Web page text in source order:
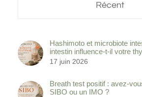
Récent
Hashimoto et microbiote
intestin influence-t-il votre
17 juin 2026
Breath test positif : avez-
SIBO ou un IMO ?